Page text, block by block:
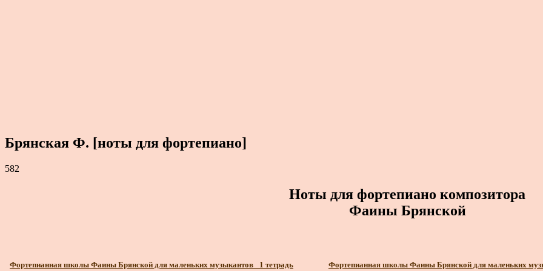
Брянская Ф. [ноты для фортепиано]
582
Ноты для фортепиано композитора
Фаины Брянской
Фортепианная школы Фаины Брянской для маленьких музыкантов_ 1 тетрадь Фортепианная школы Фаины Брянской для маленьких